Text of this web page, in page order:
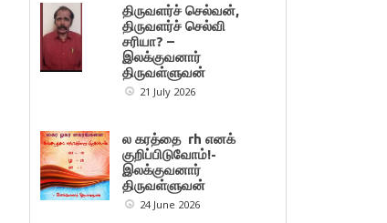
திருவளர்ச் செல்வன்,
திருவளர்ச் செல்வி
சரியா? –
இலக்குவனார்
திருவள்ளுவன்
21 July 2026
ல கரத்தை rh எனக்
குறிப்பிடுவோம்!-
இலக்குவனார்
திருவள்ளுவன்
24 June 2026